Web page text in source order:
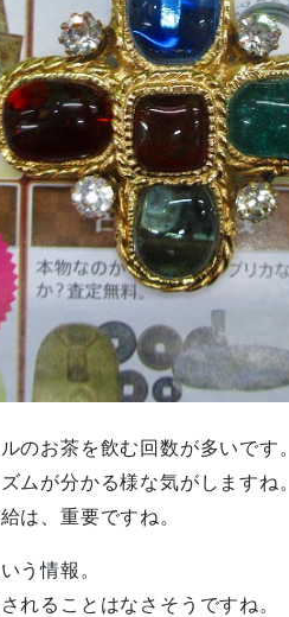
のお茶を飲む回数が多いです。
ムが分かる様な気がしますね。
は、重要ですね。
う情報。
れることはなさそうですね。